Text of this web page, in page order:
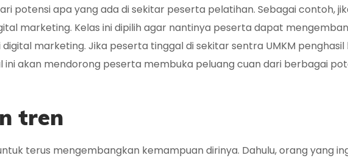
potensi apa yang ada di sekitar peserta pelatihan. Sebagai contoh,
marketing. Kelas ini dipilih agar nantinya peserta dapat
marketing. Jika peserta tinggal di sekitar sentra UMKM
akan mendorong peserta membuka peluang cuan dari berbagai
tren
terus mengembangkan kemampuan dirinya. Dahulu, orang yang